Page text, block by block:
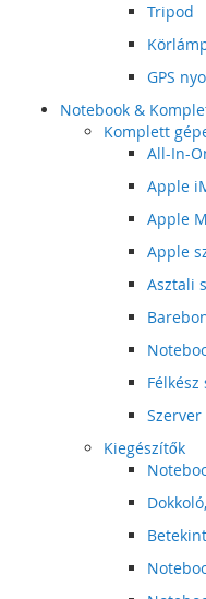
Tripod
GPS
Notebook &
Komplett
All-In-
Apple
Apple
Apple
Asztali
Szerver
Kiegészítők